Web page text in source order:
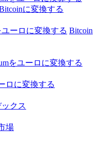
に変換する
ーロに変換する Bitcoin
をユーロに変換する
ロに変換する
クス
場